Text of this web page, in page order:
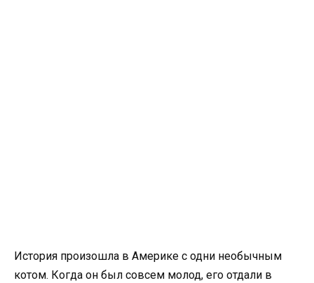
История произошла в Америке с одни необычным
котом. Когда он был совсем молод, его отдали в